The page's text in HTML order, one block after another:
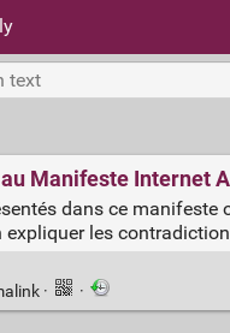
Manifeste Internet
dans ce
les
· ·